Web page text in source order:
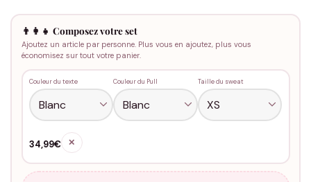
👨‍👩‍👧 Composez votre set
Ajoutez un article par personne. Plus vous en ajoutez, plus vous
économisez sur tout votre panier.
Couleur du texte Couleur du Pull Taille du sweat
34,99€ ✕